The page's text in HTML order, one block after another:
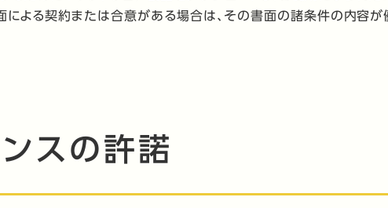
よる契約または合意がある場合は、その書面の諸条件の内容が
スの許諾